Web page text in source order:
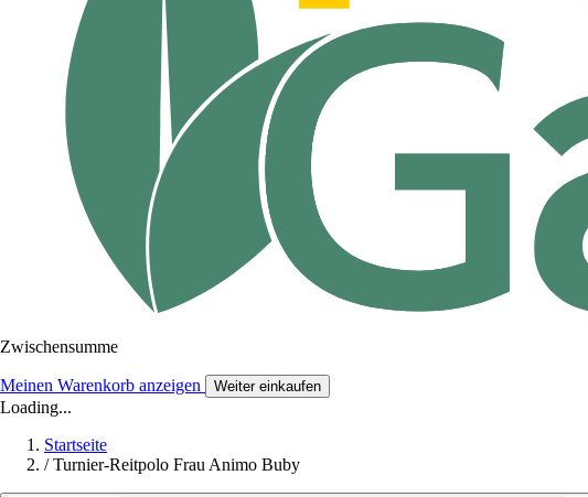
Zwischensumme
Meinen Warenkorb anzeigen Weiter einkaufen
Loading...
Startseite
/ Turnier-Reitpolo Frau Animo Buby